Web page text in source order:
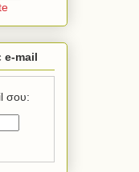
e-mail
σου: